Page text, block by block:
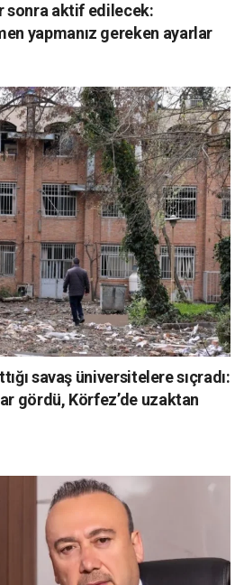
sonra aktif edilecek:
yapmanız gereken ayarlar
savaş üniversitelere sıçradı:
gördü, Körfez’de uzaktan